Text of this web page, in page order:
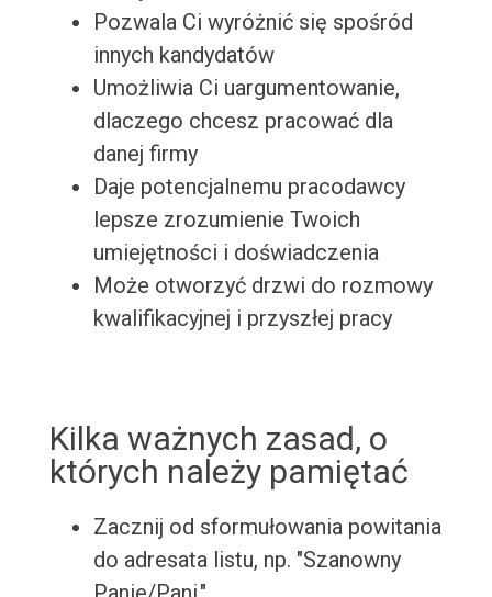
Pozwala Ci wyróżnić się spośród
innych kandydatów
Umożliwia Ci uargumentowanie,
dlaczego chcesz pracować dla
danej firmy
Daje potencjalnemu pracodawcy
lepsze zrozumienie Twoich
umiejętności i doświadczenia
Może otworzyć drzwi do rozmowy
kwalifikacyjnej i przyszłej pracy
Kilka ważnych zasad, o
których należy pamiętać
Zacznij od sformułowania powitania
do adresata listu, np. "Szanowny